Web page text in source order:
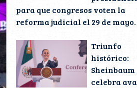
para que congresos voten la
reforma judicial el 29 de mayo.
Triunfo
histórico:
Sheinbaum
celebra